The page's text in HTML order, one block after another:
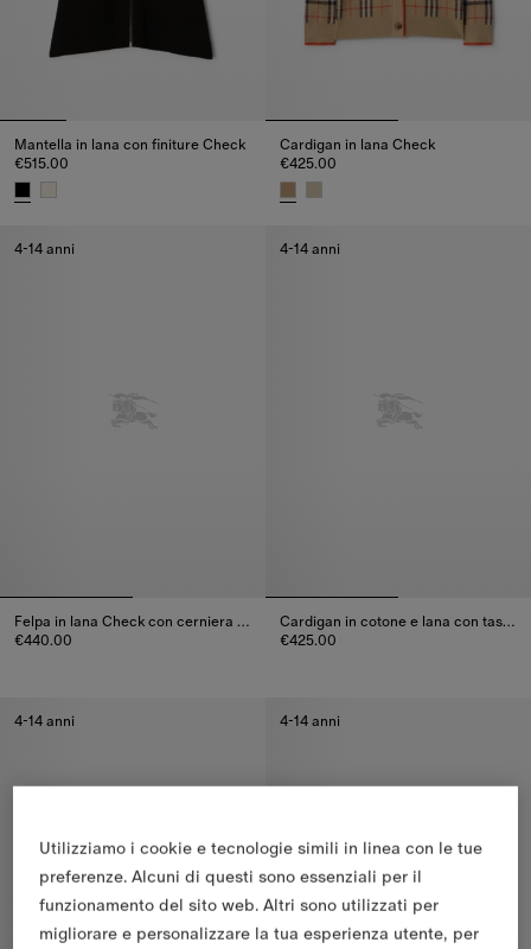
Mantella in lana con finiture Check
€515.00
Cardigan in lana Check
€425.00
4-14 anni
Felpa in lana Check con cerniera e cappuccio
€440.00
4-14 anni
Cardigan in cotone e lana con tasche Check
€425.00
4-14 anni 4-14 anni
Utilizziamo i cookie e tecnologie simili in linea con le tue
preferenze. Alcuni di questi sono essenziali per il
funzionamento del sito web. Altri sono utilizzati per
migliorare e personalizzare la tua esperienza utente, per